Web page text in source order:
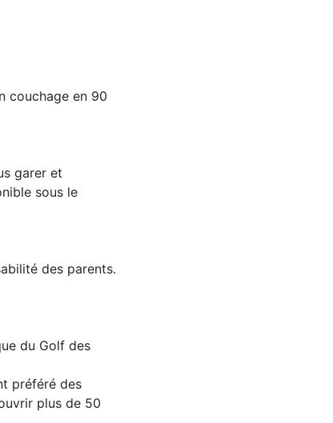
couchage en 90
garer et
sous le
des parents.
du Golf des
préféré des
plus de 50